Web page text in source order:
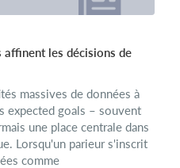
affinent les décisions de
massives de données à
expected goals – souvent
une place centrale dans
Lorsqu'un parieur s'inscrit
comme